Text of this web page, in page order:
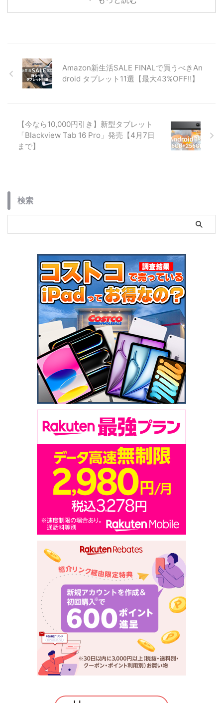
クセサリ、コストコで購入する際
の注意点まで詳しく解説します。Amazon新生活SALE FINALで買うべきAn
droid タブレット11選【最大43%OFF‼】
【今なら10,000円引き】新型タブレット
「Blackview Tab 16 Pro」発売【4月7日
まで】
検索